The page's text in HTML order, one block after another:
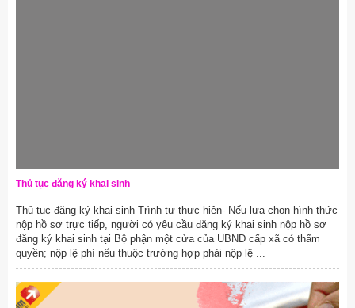
Thủ tục đăng ký khai sinh
Thủ tục đăng ký khai sinh Trình tự thực hiện- Nếu lựa chọn hình thức
nộp hồ sơ trực tiếp, người có yêu cầu đăng ký khai sinh nộp hồ sơ
đăng ký khai sinh tại Bộ phận một cửa của UBND cấp xã có thẩm
quyền; nộp lệ phí nếu thuộc trường hợp phải nộp lệ ...